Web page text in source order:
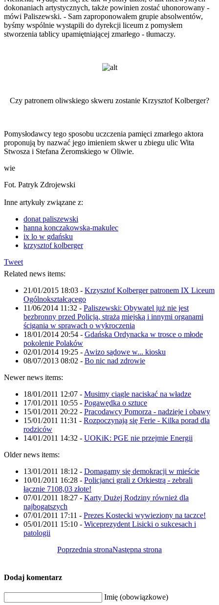
dokonaniach artystycznych, także powinien zostać uhonorowany -
mówi Paliszewski. - Sam zaproponowałem grupie absolwentów,
byśmy wspólnie wystąpili do dyrekcji liceum z pomysłem
stworzenia tablicy upamiętniającej zmarłego - tłumaczy.
Czy patronem oliwskiego skweru zostanie Krzysztof Kolberger?
Pomysłodawcy tego sposobu uczczenia pamięci zmarłego aktora
proponują by nazwać jego imieniem skwer u zbiegu ulic Wita
Stwosza i Stefana Żeromskiego w Oliwie.
wie
Fot. Patryk Zdrojewski
Inne artykuły związane z:
donat paliszewski
hanna konczakowska-makulec
ix lo w gdańsku
krzysztof kolberger
Tweet
Related news items:
21/01/2015 18:03 - Krzysztof Kolberger patronem IX Liceum
Ogólnokształcącego
11/06/2014 11:32 - Paliszewski: Obywatel już nie jest
bezbronny przed Policją, strażą miejską i innymi organami
ścigania w sprawach o wykroczenia
18/01/2014 20:54 - Gdańska Ordynacka w trosce o młode
pokolenie Polaków
02/01/2014 19:25 - Awizo sądowe w... kiosku
08/07/2013 08:02 - Bo nic nad zdrowie
Newer news items:
18/01/2011 12:07 - Musimy ciągle naciskać na władze
17/01/2011 10:55 - Pogawędka o sztuce
15/01/2011 20:22 - Pracodawcy Pomorza - nadzieje i obawy
15/01/2011 11:31 - Rozpoczynają się Ferie - Kilka porad dla
rodziców
14/01/2011 14:32 - UOKiK: PGE nie przejmie Energii
Older news items:
13/01/2011 18:12 - Domagamy się demokracji w mieście
10/01/2011 16:28 - Policjanci grali z Orkiestrą - zebrali
łącznie 7108,03 złote!
07/01/2011 18:27 - Karty Dużej Rodziny również dla
najbogatszych
07/01/2011 17:11 - Prezes Kostecki wywieziony na taczce!
05/01/2011 15:10 - Wiceprezydent Lisicki o sukcesach i
patologii
Poprzednia stronaNastępna strona
Dodaj komentarz
Imię (obowiązkowe)